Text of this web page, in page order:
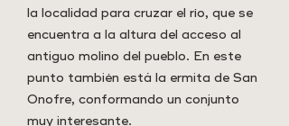
la localidad para cruzar el río, que se
encuentra a la altura del acceso al
antiguo molino del pueblo. En este
punto también está la ermita de San
Onofre, conformando un conjunto
muy interesante.